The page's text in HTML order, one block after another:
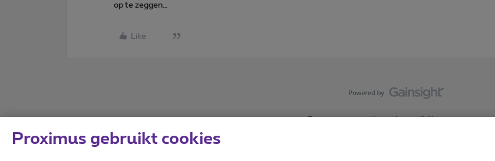
op te zeggen…
Like
Forumvoorwaarden Accessibility statement
Proximus gebruikt cookies